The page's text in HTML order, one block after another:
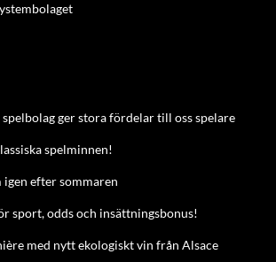
ger stora fördelar till oss spelare
spelminnen!
efter sommaren
sport, odds och insättningsbonus!
med nytt ekologiskt vin från Alsace